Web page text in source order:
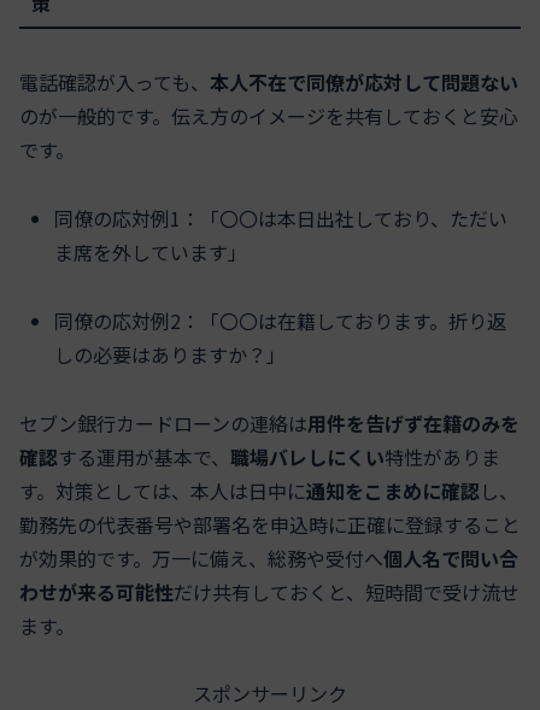
電話確認が入っても、 本人不在で同僚が応対して問題ない
のが一般的です。伝え方のイメージを共有しておくと安心
です。
同僚の応対例1：「〇〇は本日出社しており、ただい
ま席を外しています」
同僚の応対例2：「〇〇は在籍しております。折り返
しの必要はありますか？」
セブン銀行カードローンの連絡は用件を告げず在籍のみを
確認する運用が基本で、 職場バレしにくい特性がありま
す。対策としては、本人は日中に通知をこまめに確認 し、
勤務先の代表番号や部署名を申込時に正確に登録すること
が効果的です。万一に備え、総務や受付へ個人名で問い合
わせが来る可能性だけ共有しておくと、短時間で受け流せ
ます。
スポンサーリンク